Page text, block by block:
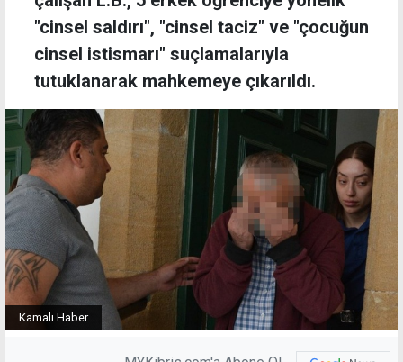
"cinsel saldırı", "cinsel taciz" ve "çocuğun
cinsel istismarı" suçlamalarıyla
tutuklanarak mahkemeye çıkarıldı.
Kamalı Haber